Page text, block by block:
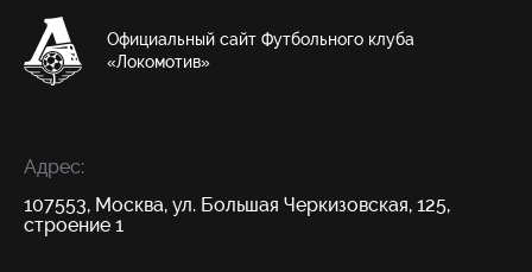
Официальный сайт Футбольного клуба
«Локомотив»
Адрес:
107553, Москва, ул. Большая Черкизовская, 125,
строение 1